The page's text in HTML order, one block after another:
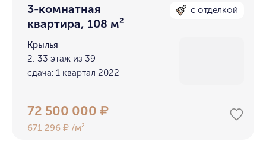
3-комнатная
квартира, 108 м²
с отделкой
Крылья
2, 33 этаж из 39
сдача: 1 квартал 2022
72 500 000₽
671 296₽ /м²